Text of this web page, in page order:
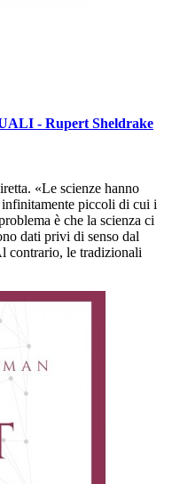
- Rupert Sheldrake
«Le scienze hanno
piccoli di cui i
è che la scienza ci
dati privi di senso dal
contrario, le tradizionali